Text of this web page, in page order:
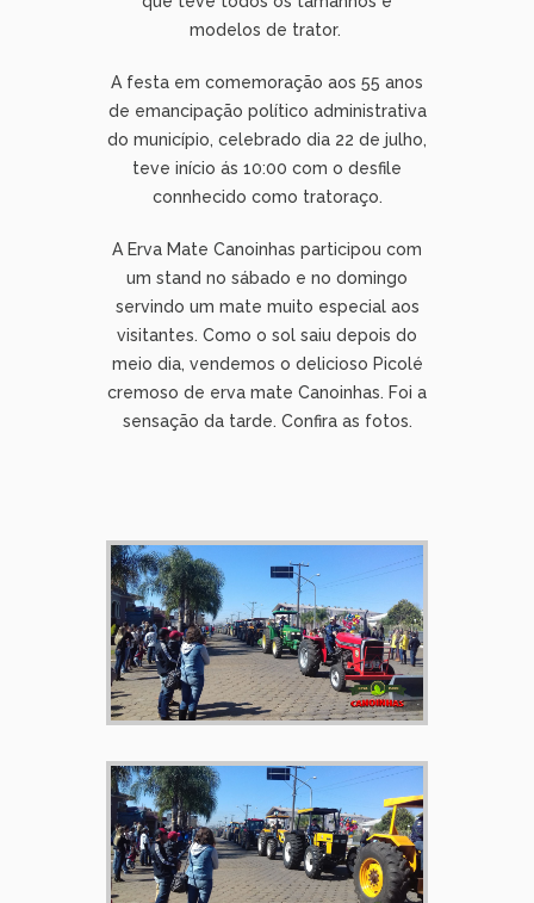
modelos de trator.
A festa em comemoração aos 55 anos
de emancipação político administrativa
do município, celebrado dia 22 de julho,
teve início ás 10:00 com o desfile
connhecido como tratoraço.
A Erva Mate Canoinhas participou com
um stand no sábado e no domingo
servindo um mate muito especial aos
visitantes. Como o sol saiu depois do
meio dia, vendemos o delicioso Picolé
cremoso de erva mate Canoinhas. Foi a
sensação da tarde. Confira as fotos.